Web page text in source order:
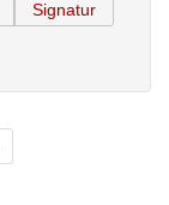
Signatur